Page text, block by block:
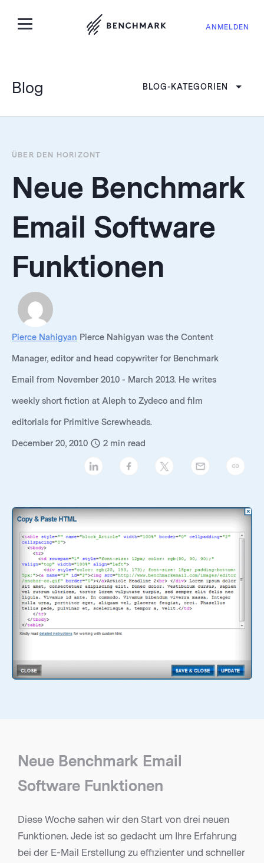
ANMELDEN
Blog BLOG-KATEGORIEN
ÜBER DEN HORIZONT
Neue Benchmark
Email Software
Funktionen
Pierce Nahigyan Pierce Nahigyan was the Content
Manager, editor and head copywriter for Benchmark
Email from November 2010 - March 2013. He writes
weekly short fiction at Aleph to Zydeco and film
editorials for Primitive Screwheads.
December 20, 2010 2 min read
Neue Benchmark Email
Software Funktionen
Diese Woche sahen wir den Start von drei neuen
Funktionen. Jede ist so gedacht um Ihre Erfahrung
bei der E-Mail Erstellung zu effizienter und schneller